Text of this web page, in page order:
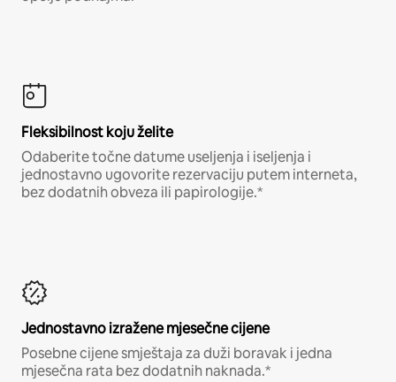
Fleksibilnost koju želite
Odaberite točne datume useljenja i iseljenja i
jednostavno ugovorite rezervaciju putem interneta,
bez dodatnih obveza ili papirologije.*
Jednostavno izražene mjesečne cijene
Posebne cijene smještaja za duži boravak i jedna
mjesečna rata bez dodatnih naknada.*